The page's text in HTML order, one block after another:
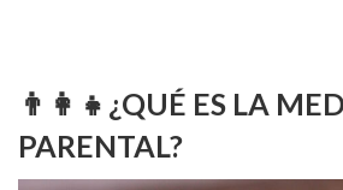
👨‍👩‍👧¿QUÉ ES LA
PARENTAL?